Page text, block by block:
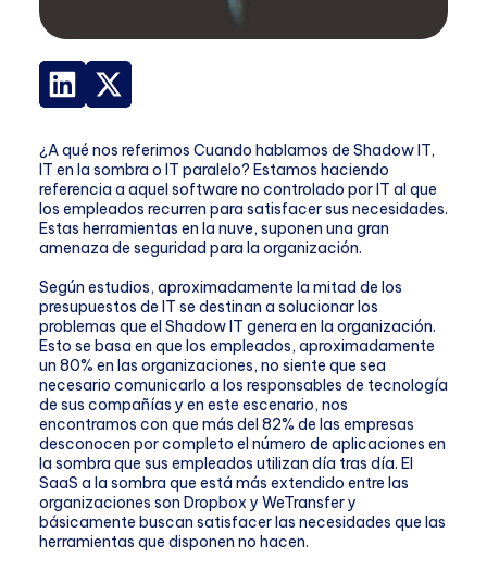
¿A qué nos referimos Cuando hablamos de Shadow IT,
IT en la sombra o IT paralelo? Estamos haciendo
referencia a aquel software no controlado por IT al que
los empleados recurren para satisfacer sus necesidades.
Estas herramientas en la nuve, suponen una gran
amenaza de seguridad para la organización.
Según estudios, aproximadamente la mitad de los
presupuestos de IT se destinan a solucionar los
problemas que el Shadow IT genera en la organización.
Esto se basa en que los empleados, aproximadamente
un 80% en las organizaciones, no siente que sea
necesario comunicarlo a los responsables de tecnología
de sus compañías y en este escenario, nos
encontramos con que más del 82% de las empresas
desconocen por completo el número de aplicaciones en
la sombra que sus empleados utilizan día tras día. El
SaaS a la sombra que está más extendido entre las
organizaciones son Dropbox y WeTransfer y
básicamente buscan satisfacer las necesidades que las
herramientas que disponen no hacen.